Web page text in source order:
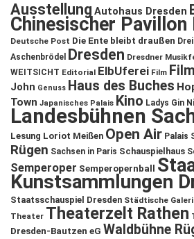
Ausstellung Autohaus Dresden
Chinesischer Pavillon
Deutsche Post Die Ente bleibt draußen
Aschenbrödel
Dresden Dresdner
WEITSICHT Editorial ElbUferei Film
John Genuss Haus des Buches
Town Japanisches Palais Kino Ladys Gin
Landesbühnen
Lesung Loriot Meißen Open Air Palais
Rügen Sachsen in Paris Schauspielhaus
Semperoper Semperopernball
Kunstsammlungen
Staatsschauspiel Dresden Städtische
Theater Theaterzelt Rathen
Dresden-Bautzen eG Waldbühne